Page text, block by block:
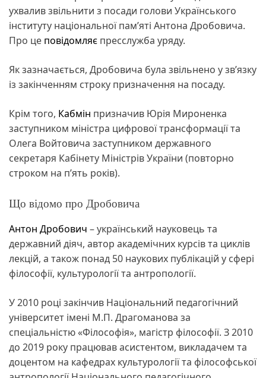
ухвалив звільнити з посади голови Українського
інституту національної пам’яті Антона Дробовича.
Про це повідомляє пресслужба уряду.
Як зазначається, Дробовича була звільнено у зв’язку
із закінченням строку призначення на посаду.
Крім того, Кабмін призначив Юрія Мироненка
заступником міністра цифрової трансформації та
Олега Войтовича заступником державного
секретаря Кабінету Міністрів України (повторно
строком на п’ять років).
Що відомо про Дробовича
Антон Дробович – український науковець та
державний діяч, автор академічних курсів та циклів
лекцій, а також понад 50 наукових публікацій у сфері
філософії, культурології та антропології.
У 2010 році закінчив Національний педагогічний
університет імені М.П. Драгоманова за
спеціальністю «Філософія», магістр філософії. З 2010
до 2019 року працював асистентом, викладачем та
доцентом на кафедрах культурології та філософської